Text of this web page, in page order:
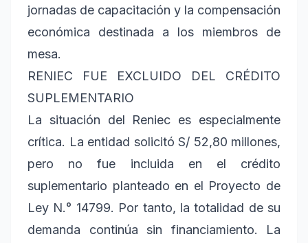
jornadas de capacitación y la compensación
económica destinada a los miembros de
mesa.
RENIEC FUE EXCLUIDO DEL CRÉDITO
SUPLEMENTARIO
La situación del Reniec es especialmente
crítica. La entidad solicitó S/ 52,80 millones,
pero no fue incluida en el crédito
suplementario planteado en el Proyecto de
Ley N.° 14799. Por tanto, la totalidad de su
demanda continúa sin financiamiento. La